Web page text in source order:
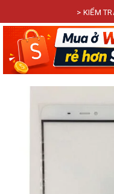
> KIỂM